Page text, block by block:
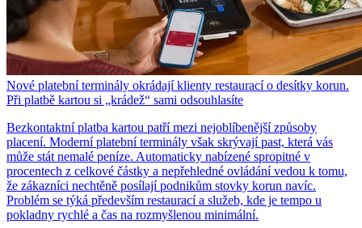
Nové platební terminály okrádají klienty restaurací o desítky korun.
Při platbě kartou si „krádež“ sami odsouhlasíte
Bezkontaktní platba kartou patří mezi nejoblíbenější způsoby
placení. Moderní platební terminály však skrývají past, která vás
může stát nemalé peníze. Automaticky nabízené spropitné v
procentech z celkové částky a nepřehledné ovládání vedou k tomu,
že zákazníci nechtěně posílají podnikům stovky korun navíc.
Problém se týká především restaurací a služeb, kde je tempo u
pokladny rychlé a čas na rozmyšlenou minimální.